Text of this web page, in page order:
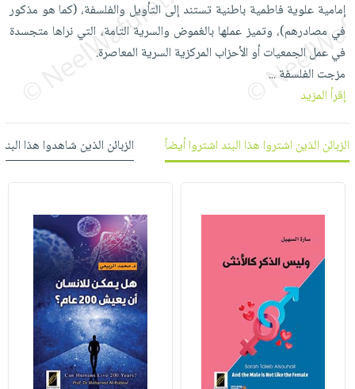
العناية
بالأسنان
الحمية
والتغذية
أدوات
المائدة
الأوعية
والتخزين
المطبخ
الأكثر
مبيعاً
العودة
للمدارس
اكسسوارات
كتب
اكسسوارات
منزلية
ملابس
مطرزات
حقائب
حلي
صابون
شحن
مجاني
بنود
مختارة
اشتراكات
كل
الاشتراكات
iKitab
حدود
بحث
متقدم
عن
فيديوهات
حسابك
إمامية علوية فاطمية باطنية تستند إلى التأويل والفلسفة، (كما هو مذكور
في مصادرهم)، وتميز عملها بالغموض والسرية التامة، التي نراها متجسدة
في عمل الجمعيات أو الأحزاب المركزية السرية المعاصرة.
مزجت الفلسفة...
إقرأ المزيد
الزبائن الذين اشتروا هذا البند اشتروا أيضاً الزبائن الذين شاهدوا هذا